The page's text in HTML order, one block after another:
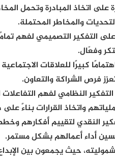
على اتخاذ المبادرة وتحمل
والمخاطر المحتملة.
التفكير التصميمي لفهم
وفعّال.
كبيرًا للعلاقات
فرص الشراكة والتعاون.
النظامي لفهم
واتخاذ القرارات بناءً على
النقدي لتقييم أفكارهم
أداء أعمالهم بشكل مستمر.
حيث يجمعون بين